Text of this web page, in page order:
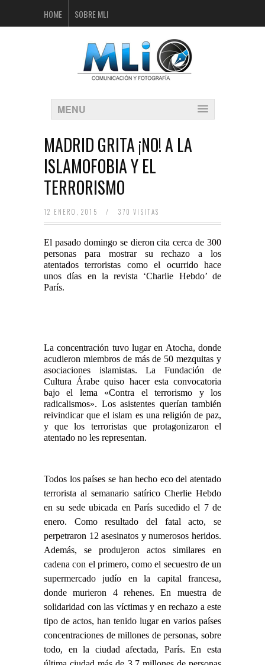
HOME SOBRE MLI
MENU
MADRID GRITA ¡NO! A LA
ISLAMOFOBIA Y EL
TERRORISMO
12 ENERO, 2015 / 370 VISITAS
El pasado domingo se dieron cita cerca de 300
personas para mostrar su rechazo a los
atentados terroristas como el ocurrido hace
unos días en la revista ‘Charlie Hebdo’ de
París.
La concentración tuvo lugar en Atocha, donde
acudieron miembros de más de 50 mezquitas y
asociaciones islamistas. La Fundación de
Cultura Árabe quiso hacer esta convocatoria
bajo el lema «Contra el terrorismo y los
radicalismos». Los asistentes querían también
reivindicar que el islam es una religión de paz,
y que los terroristas que protagonizaron el
atentado no les representan.
Todos los países se han hecho eco del atentado
terrorista al semanario satírico Cherlie Hebdo
en su sede ubicada en París sucedido el 7 de
enero. Como resultado del fatal acto, se
perpetraron 12 asesinatos y numerosos heridos.
Además, se produjeron actos similares en
cadena con el primero, como el secuestro de un
supermercado judío en la capital francesa,
donde murieron 4 rehenes. En muestra de
solidaridad con las víctimas y en rechazo a este
tipo de actos, han tenido lugar en varios países
concentraciones de millones de personas, sobre
todo, en la ciudad afectada, París. En esta